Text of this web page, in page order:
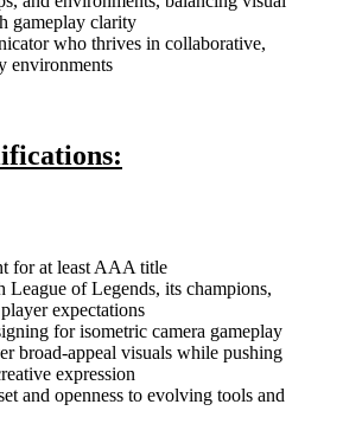
gameplay clarity
who thrives in collaborative,
environments
for at least AAA title
of Legends, its champions,
expectations
for isometric camera gameplay
broad-appeal visuals while pushing
expression
and openness to evolving tools and